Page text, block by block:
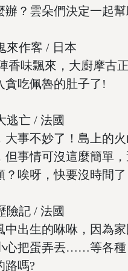
辦？雲朵們決定一起幫
來作客 / 日本
味飄來，大廚摩古
貪吃佩魯的肚子了!
逃亡 / 法國
事不妙了！島上的
但事情可沒這麼簡單
？唉呀，快要沒時間
險記 / 法國
出生的咻咻，因為
心把蛋弄丟……等各種
路嗎?